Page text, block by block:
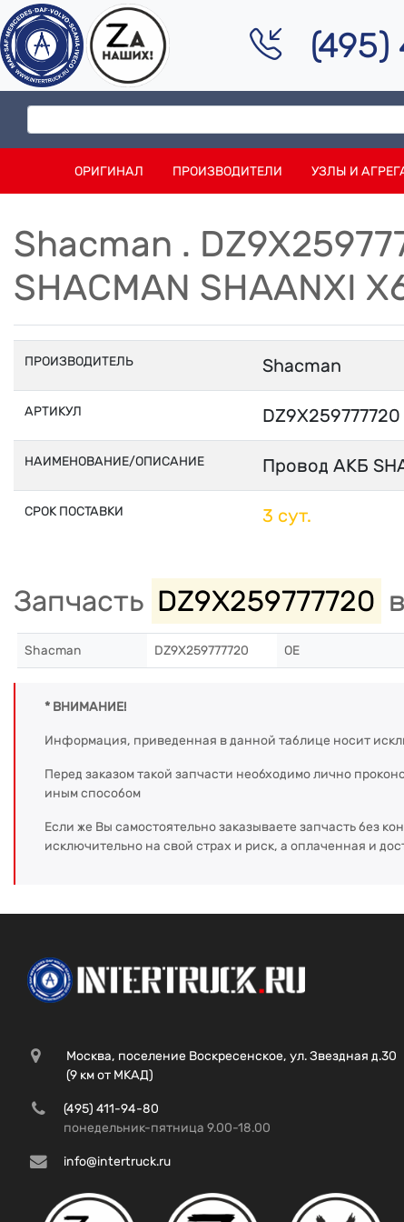
(495)
ОРИГИНАЛ ПРОИЗВОДИТЕЛИ УЗЛЫ И
Shacman .
SHACMAN SHAANXI
ПРОИЗВОДИТЕЛЬ Shacman
АРТИКУЛ DZ9X259777720
НАИМЕНОВАНИЕ/ОПИСАНИЕ Провод АКБ
СРОК ПОСТАВКИ 3 сут.
Запчасть DZ9X259777720
Shacman DZ9X259777720 OE
* ВНИМАНИЕ!
Информация, приведенная в данной таблице носит
Перед заказом такой запчасти необходимо лично
иным способом
Если же Вы самостоятельно заказываете запчасть без
исключительно на свой страх и риск, а оплаченная и
Москва, поселение Воскресенское, ул. Звездная д.30
(9 км от МКАД)
(495) 411-94-80
понедельник-пятница 9.00-18.00
info@intertruck.ru